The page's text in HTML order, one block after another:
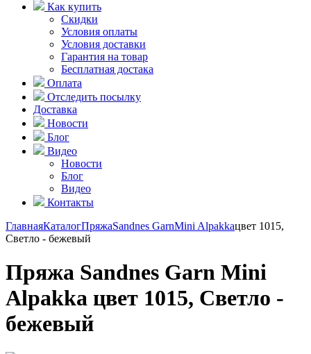
Как купить
Скидки
Условия оплаты
Условия доставки
Гарантия на товар
Бесплатная достака
Оплата
Отследить посылку
Доставка
Новости
Блог
Видео
Новости
Блог
Видео
Контакты
ГлавнаяКаталогПряжаSandnes GarnMini Alpakkaцвет 1015,
Светло - бежевый
Пряжа Sandnes Garn Mini
Alpakka цвет 1015, Светло -
бежевый